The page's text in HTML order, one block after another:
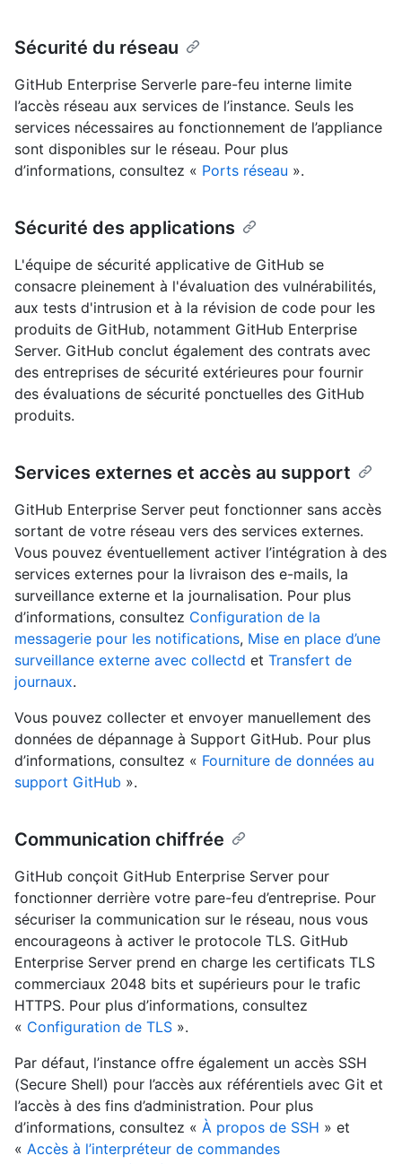
Sécurité du réseau
GitHub Enterprise Serverle pare-feu interne limite
l’accès réseau aux services de l’instance. Seuls les
services nécessaires au fonctionnement de l’appliance
sont disponibles sur le réseau. Pour plus
d’informations, consultez « Ports réseau ».
Sécurité des applications
L'équipe de sécurité applicative de GitHub se
consacre pleinement à l'évaluation des vulnérabilités,
aux tests d'intrusion et à la révision de code pour les
produits de GitHub, notamment GitHub Enterprise
Server. GitHub conclut également des contrats avec
des entreprises de sécurité extérieures pour fournir
des évaluations de sécurité ponctuelles des GitHub
produits.
Services externes et accès au support
GitHub Enterprise Server peut fonctionner sans accès
sortant de votre réseau vers des services externes.
Vous pouvez éventuellement activer l’intégration à des
services externes pour la livraison des e-mails, la
surveillance externe et la journalisation. Pour plus
d’informations, consultez Configuration de la
messagerie pour les notifications, Mise en place d’une
surveillance externe avec collectd et Transfert de
journaux.
Vous pouvez collecter et envoyer manuellement des
données de dépannage à Support GitHub. Pour plus
d’informations, consultez « Fourniture de données au
support GitHub ».
Communication chiffrée
GitHub conçoit GitHub Enterprise Server pour
fonctionner derrière votre pare-feu d’entreprise. Pour
sécuriser la communication sur le réseau, nous vous
encourageons à activer le protocole TLS. GitHub
Enterprise Server prend en charge les certificats TLS
commerciaux 2048 bits et supérieurs pour le trafic
HTTPS. Pour plus d’informations, consultez
« Configuration de TLS ».
Par défaut, l’instance offre également un accès SSH
(Secure Shell) pour l’accès aux référentiels avec Git et
l’accès à des fins d’administration. Pour plus
d’informations, consultez « À propos de SSH » et
« Accès à l’interpréteur de commandes